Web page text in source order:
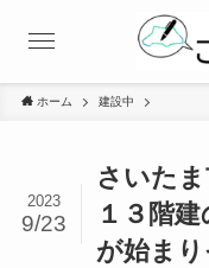
ホーム 建設中
さいたま
１３階
が始ま
2023
9/23